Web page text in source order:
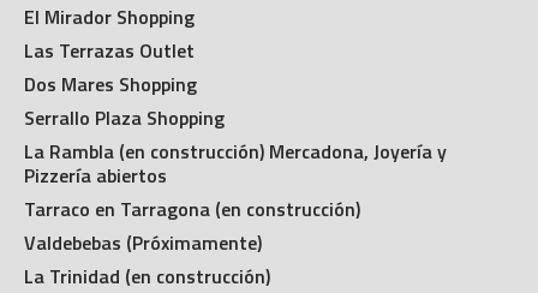
El Mirador Shopping
Las Terrazas Outlet
Dos Mares Shopping
Serrallo Plaza Shopping
La Rambla (en construcción) Mercadona, Joyería y
Pizzería abiertos
Tarraco en Tarragona (en construcción)
Valdebebas (Próximamente)
La Trinidad (en construcción)